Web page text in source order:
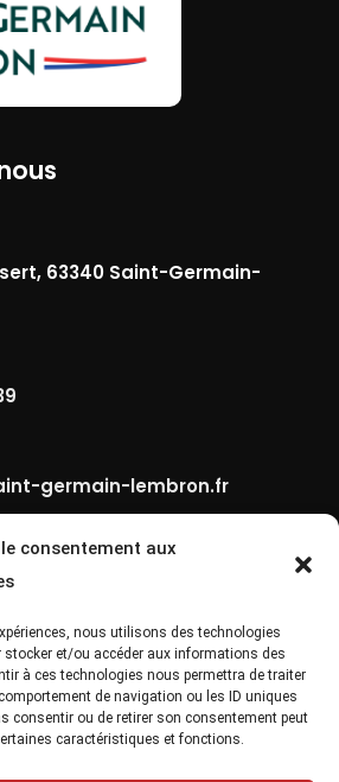
consentement aux
nous utilisons des technologies
stocker et/ou accéder aux informations des
à ces technologies nous permettra de traiter
de navigation ou les ID uniques
consentir ou de retirer son consentement peut
caractéristiques et fonctions.
63340 Saint-Germain-
germain-lembron.fr